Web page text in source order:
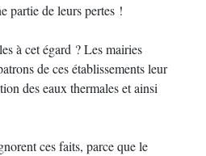
partie de leurs pertes !
à cet égard ? Les mairies
de ces établissements leur
des eaux thermales et ainsi
ces faits, parce que le